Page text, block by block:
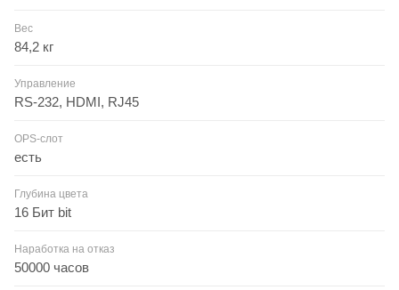
Вес
84,2 кг
Управление
RS-232, HDMI, RJ45
OPS-слот
есть
Глубина цвета
16 Бит bit
Наработка на отказ
50000 часов